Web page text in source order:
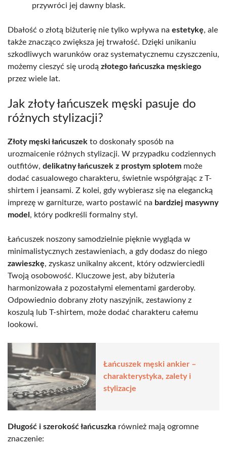
przywróci jej dawny blask.
Dbałość o złotą biżuterię nie tylko wpływa na estetykę, ale
także znacząco zwiększa jej trwałość. Dzięki unikaniu
szkodliwych warunków oraz systematycznemu czyszczeniu,
możemy cieszyć się urodą złotego łańcuszka męskiego
przez wiele lat.
Jak złoty łańcuszek męski pasuje do
różnych stylizacji?
Złoty męski łańcuszek to doskonały sposób na
urozmaicenie różnych stylizacji. W przypadku codziennych
outfitów, delikatny łańcuszek z prostym splotem może
dodać casualowego charakteru, świetnie współgrając z T-
shirtem i jeansami. Z kolei, gdy wybierasz się na elegancką
imprezę w garniturze, warto postawić na bardziej masywny
model , który podkreśli formalny styl.
Łańcuszek noszony samodzielnie pięknie wygląda w
minimalistycznych zestawieniach, a gdy dodasz do niego
zawieszkę, zyskasz unikalny akcent, który odzwierciedli
Twoją osobowość. Kluczowe jest, aby biżuteria
harmonizowała z pozostałymi elementami garderoby.
Odpowiednio dobrany złoty naszyjnik, zestawiony z
koszulą lub T-shirtem, może dodać charakteru całemu
lookowi.
Łańcuszek męski ankier –
charakterystyka, zalety i
stylizacje
Długość i szerokość łańcuszka również mają ogromne
znaczenie: